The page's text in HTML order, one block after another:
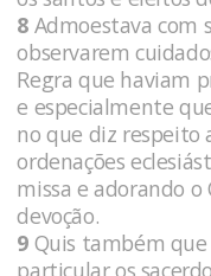
8 Admoestava com
observarem
Regra que haviam
e especialmente
no que diz respeito
ordenações
missa e adorando o
devoção.
9 Quis também
particular os